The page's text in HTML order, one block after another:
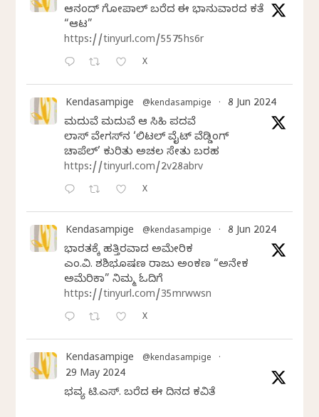
ಆನಂದ್‌ ಗೋಪಾಲ್‌ ಬರೆದ ಈ ಭಾನುವಾರದ ಕತೆ
“ಆಟ”
https://tinyurl.com/5575hs6r
X
Kendasampige @kendasampige · 8 Jun 2024
ಮದುವೆ ಮದುವೆ ಆ ಸಿಹಿ ಪದವೆ
ಲಾಸ್‌ ವೇಗಸ್‌ನ ‘ಲಿಟಲ್ ವೈಟ್ ವೆಡ್ಡಿಂಗ್
ಚಾಪೆಲ್’ ಕುರಿತು ಅಚಲ ಸೇತು ಬರಹ
https://tinyurl.com/2v28abrv
X
Kendasampige @kendasampige · 8 Jun 2024
ಭಾರತಕ್ಕೆ ಹತ್ತಿರವಾದ ಅಮೇರಿಕ
ಎಂ.ವಿ. ಶಶಿಭೂಷಣ ರಾಜು ಅಂಕಣ “ಅನೇಕ
ಅಮೆರಿಕಾ” ನಿಮ್ಮ ಓದಿಗೆ
https://tinyurl.com/35mrwwsn
X
Kendasampige @kendasampige ·
29 May 2024
ಭವ್ಯ ಟಿ.ಎಸ್. ಬರೆದ ಈ ದಿನದ ಕವಿತೆ